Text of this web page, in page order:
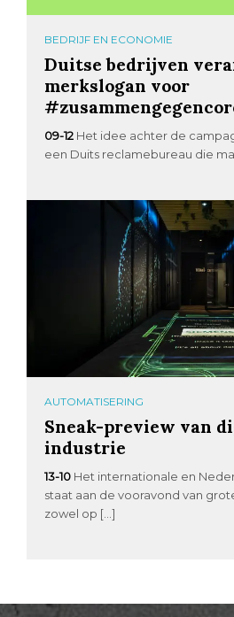
BEDRIJF EN ECONOMIE
Duitse bedrijven
merkslogan voor
09-12 Het idee achter de
een Duits reclamebureau die
AUTOMATISERING
Sneak-preview van
industrie
13-10 Het internationale en
staat aan de vooravond van
zowel op […]